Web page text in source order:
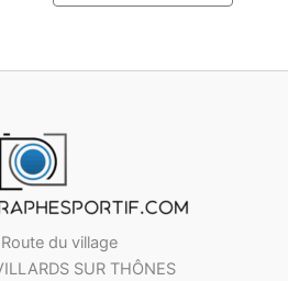
du village
SUR THÔNES